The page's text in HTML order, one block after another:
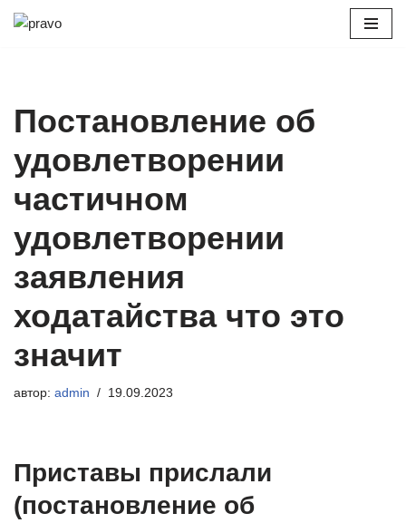
Постановление об
удовлетворении
частичном
удовлетворении
заявления
ходатайства что это
значит
автор: admin 19.09.2023
Приставы прислали
(постановление об